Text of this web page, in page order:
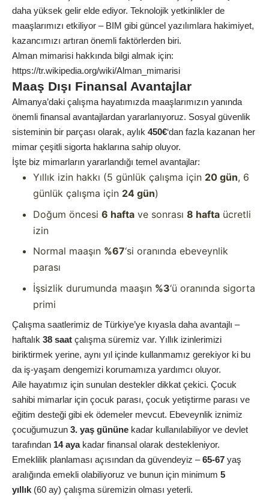
daha yüksek gelir elde ediyor. Teknolojik yetkinlikler de
maaşlarımızı etkiliyor – BIM gibi güncel yazılımlara hakimiyet,
kazancımızı artıran önemli faktörlerden biri.
Alman mimarisi hakkında bilgi almak için:
https://tr.wikipedia.org/wiki/Alman_mimarisi
Maaş Dışı Finansal Avantajlar
Almanya’daki çalışma hayatımızda maaşlarımızın yanında
önemli finansal avantajlardan yararlanıyoruz. Sosyal güvenlik
sisteminin bir parçası olarak, aylık 450€‘dan fazla kazanan her
mimar çeşitli sigorta haklarına sahip oluyor.
İşte biz mimarların yararlandığı temel avantajlar:
Yıllık izin hakkı (5 günlük çalışma için 20 gün, 6
günlük çalışma için 24 gün)
Doğum öncesi 6 hafta ve sonrası 8 hafta ücretli
izin
Normal maaşın %67‘si oranında ebeveynlik
parası
İşsizlik durumunda maaşın %3‘ü oranında sigorta
primi
Çalışma saatlerimiz de Türkiye’ye kıyasla daha avantajlı –
haftalık 38 saat çalışma süremiz var. Yıllık izinlerimizi
biriktirmek yerine, aynı yıl içinde kullanmamız gerekiyor ki bu
da iş-yaşam dengemizi korumamıza yardımcı oluyor.
Aile hayatımız için sunulan destekler dikkat çekici. Çocuk
sahibi mimarlar için çocuk parası, çocuk yetiştirme parası ve
eğitim desteği gibi ek ödemeler mevcut. Ebeveynlik iznimiz
çocuğumuzun 3. yaş gününe kadar kullanılabiliyor ve devlet
tarafından 14 ayakadar finansal olarak destekleniyor.
Emeklilik planlaması açısından da güvendeyiz –65-67 yaş
aralığında emekli olabiliyoruz ve bunun için minimum 5
yıllık (60 ay) çalışma süremizin olması yeterli.